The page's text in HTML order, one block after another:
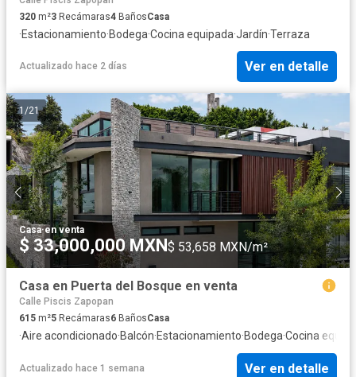
320 m²3 Recámaras4 BañosCasa
·Estacionamiento·Bodega·Cocina equipada·Jardín·Terraza
Actualizado hace 2 días Ver en detalle
1 /21
Casa·en venta
$ 33,000,000 MXN $ 53,658 MXN/m²
Casa en Puerta del Bosque en venta
Calle Piscis Zapopan
615 m²5 Recámaras6 BañosCasa
·Aire acondicionado·Balcón·Estacionamiento·Bodega·Cocina
Actualizado hace 1 semana Ver en detalle